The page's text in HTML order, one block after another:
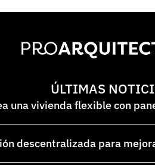
ÚLTIMAS
una vivienda flexible con
descentralizada para